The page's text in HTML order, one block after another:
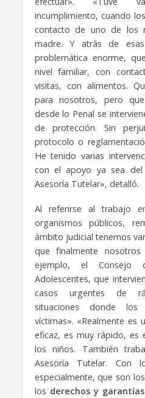
incumplimiento, cuando
contacto de uno de los
madre. Y atrás de
problemática enorme,
nivel familiar, con
visitas, con alimentos.
para nosotros, pero
desde lo Penal se
de protección. Sin
protocolo o
He tenido varias
con el apoyo ya sea
Asesoría Tutelar», detalló.
Al referirse al trabajo
organismos públicos,
ámbito judicial tenemos
que finalmente
ejemplo, el Consejo
Adolescentes, que
casos urgentes de
situaciones donde
víctimas». «Realmente es
eficaz, es muy rápido, es
los niños. También
Asesoría Tutelar. Con
especialmente, que son
los derechos y